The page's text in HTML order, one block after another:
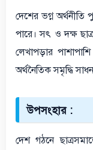
দেশের ভগ্ন অর্থনীতি
পারে। সৎ ও দক্ষ
লেখাপড়ার
অর্থনৈতিক সমৃদ্ধি
উপসংহার :
দেশ গঠনে